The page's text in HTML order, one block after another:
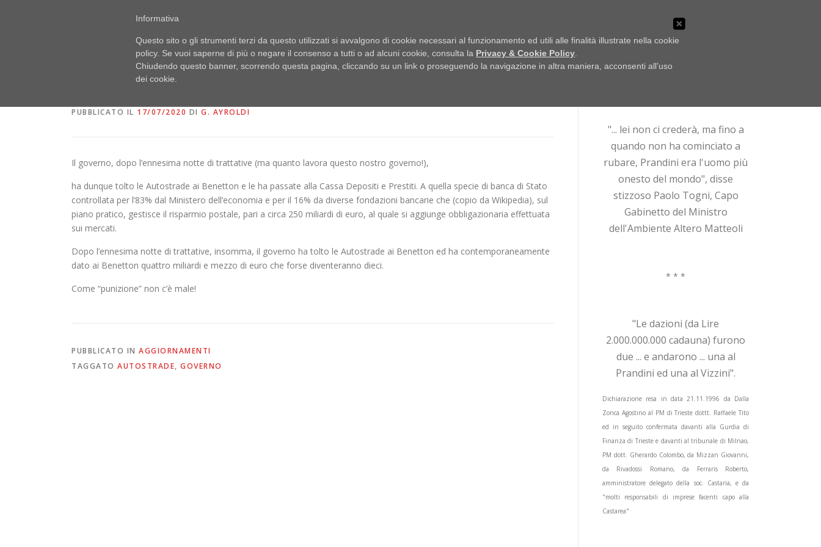
PUBBLICI IMBROGLIONI UFFICIO STAMPA
E LE AUTOSTRADE TORNARONO PUBBLICHE
PUBBLICATO IL 17/07/2020 DI G. AYROLDI
Il governo, dopo l’ennesima notte di trattative (ma quanto lavora questo nostro governo!),
ha dunque tolto le Autostrade ai Benetton e le ha passate alla Cassa Depositi e Prestiti. A quella specie di banca di Stato
controllata per l’83% dal Ministero dell’economia e per il 16% da diverse fondazioni bancarie che (copio da Wikipedia), sul
piano pratico, gestisce il risparmio postale, pari a circa 250 miliardi di euro, al quale si aggiunge obbligazionaria effettuata
sui mercati.
Dopo l’ennesima notte di trattative, insomma, il governo ha tolto le Autostrade ai Benetton ed ha contemporaneamente
dato ai Benetton quattro miliardi e mezzo di euro che forse diventeranno dieci.
Come “punizione” non c’è male!
PUBBLICATO IN AGGIORNAMENTI
TAGGATO AUTOSTRADE, GOVERNO
"... lei non ci crederà, ma fino a
quando non ha cominciato a
rubare, Prandini era l'uomo più
onesto del mondo", disse
stizzoso Paolo Togni, Capo
Gabinetto del Ministro
dell'Ambiente Altero Matteoli
* * *
"Le dazioni (da Lire
2.000.000.000 cadauna) furono
due ... e andarono ... una al
Prandini ed una al Vizzini".
Dichiarazione resa in data 21.11.1996 da Dalla
Zonca Agostino al PM di Trieste dottt. Raffaele Tito
ed in seguito confermata davanti alla Gurdia di
Finanza di Trieste e davanti al tribunale di Milnao,
PM dott. Gherardo Colombo, da Mizzan Giovanni,
da Rivadossi Romano, da Ferraris Roberto,
amministratore delegato della soc. Castaria, e da
"molti responsabili di imprese facenti capo alla
Castarea"
Informativa
Questo sito o gli strumenti terzi da questo utilizzati si avvalgono di cookie necessari al funzionamento ed utili alle finalità illustrate nella cookie
policy. Se vuoi saperne di più o negare il consenso a tutti o ad alcuni cookie, consulta la Privacy & Cookie Policy
Chiudendo questo banner, scorrendo questa pagina, cliccando su un link o proseguendo la navigazione in altra maniera, acconsenti all’uso
dei cookie.